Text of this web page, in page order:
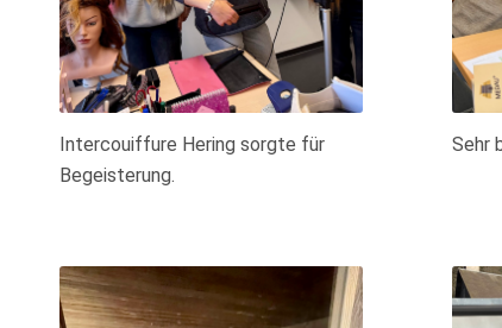
Intercouiffure Hering sorgte für
Begeisterung.
Sehr